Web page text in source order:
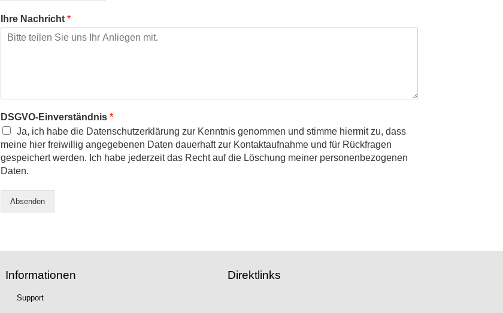
Ihre Nachricht *
DSGVO-Einverständnis *
Ja, ich habe die Datenschutzerklärung zur Kenntnis genommen und stimme hiermit zu, dass
meine hier freiwillig angegebenen Daten dauerhaft zur Kontaktaufnahme und für Rückfragen
gespeichert werden. Ich habe jederzeit das Recht auf die Löschung meiner personenbezogenen
Daten.
Absenden
Informationen
Support
Direktlinks